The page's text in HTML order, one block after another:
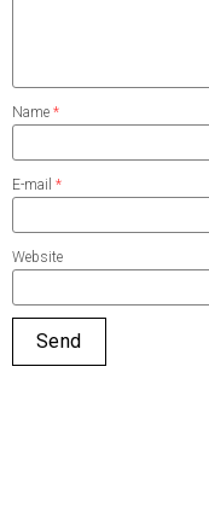
Name *
E-mail *
Website